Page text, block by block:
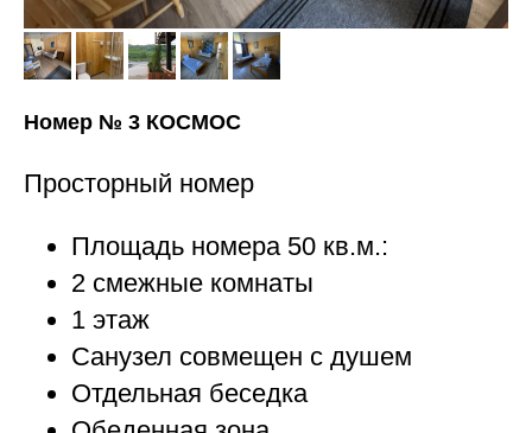
Номер № 3 КОСМОС
Просторный номер
Площадь номера 50 кв.м.:
2 смежные комнаты
1 этаж
Санузел совмещен с душем
Отдельная беседка